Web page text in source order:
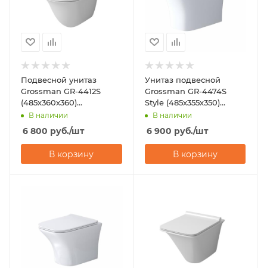
Подвесной унитаз
Grossman GR-4412S
(485х360х360)
безободковый
В наличии
6 800 руб./шт
В корзину
Унитаз подвесной
Grossman GR-4474S
Style (485х355х350)
безободковый
В наличии
6 900 руб./шт
В корзину